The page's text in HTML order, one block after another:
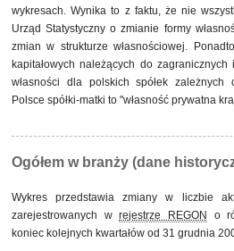
wykresach. Wynika to z faktu, że nie
Urząd Statystyczny o zmianie formy
zmian w strukturze własnościowej.
kapitałowych należących do
własności dla polskich spółek
Polsce spółki-matki to "własność prywatna
Ogółem w branży (dane
Wykres przedstawia zmiany w liczbie
zarejestrowanych wrejestrze REGON
o
koniec kolejnych kwartałów od 31 grudnia